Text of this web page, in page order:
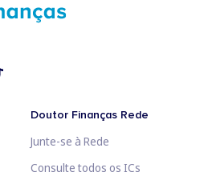
Doutor Finanças Rede
Junte-se à Rede
Consulte todos os ICs